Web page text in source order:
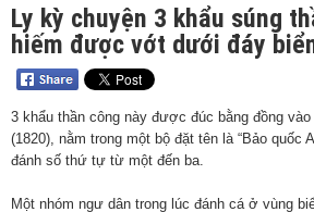
Ly kỳ chuyện 3 khẩu súng
hiếm được vớt dưới đáy
3 khẩu thần công này được đúc bằng đồng
(1820), nằm trong một bộ đặt tên là “Bảo quốc
đánh số thứ tự từ một đến ba.
Một nhóm ngư dân trong lúc đánh cá ở vùng